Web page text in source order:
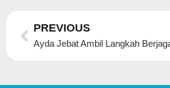
Prev
PREVIOUS